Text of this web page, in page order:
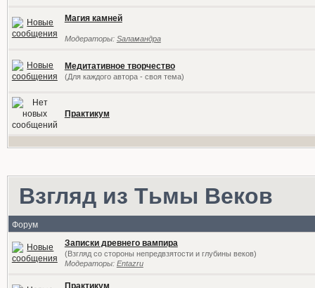
Магия камней
Модераторы: Sаламандра
Медитативное творчество
(Для каждого автора - своя тема)
Практикум
Взгляд из Тьмы Веков
Форум
Записки древнего вампира
(Взгляд со стороны непредвзятости и глубины веков)
Модераторы: Entazru
Практикум